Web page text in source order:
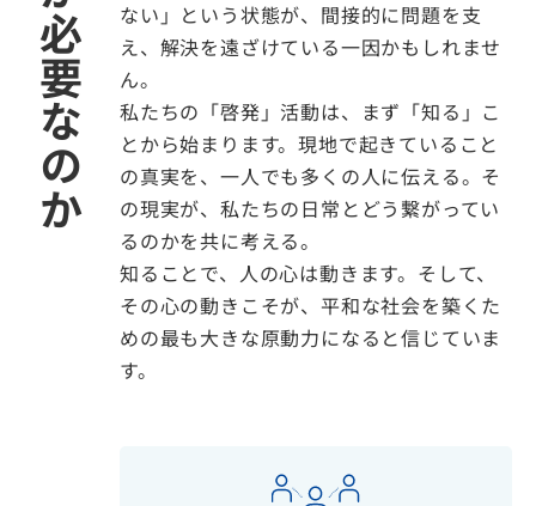
ない」という状態が、間接的に問題を支
え、解決を遠ざけている一因かもしれませ
ん。
私たちの「啓発」活動は、まず「知る」こ
とから始まります。現地で起きていること
の真実を、一人でも多くの人に伝える。そ
の現実が、私たちの日常とどう繋がってい
るのかを共に考える。
知ることで、人の心は動きます。そして、
その心の動きこそが、平和な社会を築くた
めの最も大きな原動力になると信じていま
す。